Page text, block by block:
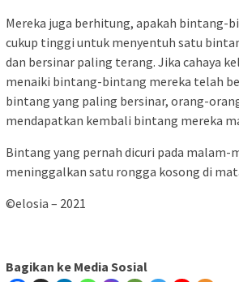
Mereka juga berhitung, apakah bintang-
cukup tinggi untuk menyentuh satu
dan bersinar paling terang. Jika cahaya
menaiki bintang-bintang mereka telah
bintang yang paling bersinar, orang-
mendapatkan kembali bintang mereka
Bintang yang pernah dicuri pada malam-
meninggalkan satu rongga kosong di
©elosia – 2021
Bagikan ke Media Sosial